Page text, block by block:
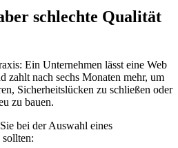
schlechte Qualität
Ein Unternehmen lässt eine Web
zahlt nach sechs Monaten mehr, um
Sicherheitslücken zu schließen oder
zu bauen.
bei der Auswahl eines